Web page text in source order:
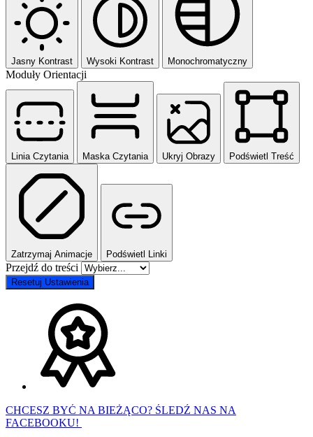
Jasny Kontrast Wysoki Kontrast Monochromatyczny
Moduły Orientacji
Linia Czytania Maska Czytania Ukryj Obrazy Podświetl Treść
Zatrzymaj Animacje Podświetl Linki
Przejdź do treści
Resetuj Ustawienia
CHCESZ BYĆ NA BIEŻĄCO? ŚLEDŹ NAS NA
FACEBOOKU!